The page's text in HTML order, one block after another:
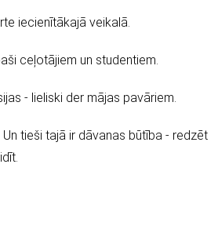
iecienītākajā veikalā.
ceļotājiem un studentiem.
- lieliski der mājas pavāriem.
tieši tajā ir dāvanas būtība - redzēt